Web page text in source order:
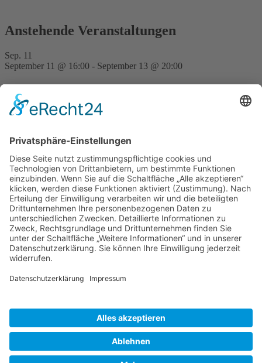
Anstehende Veranstaltungen
Sep. 11
September 11 @ 16:00 - September 13 @ 20:00
FVD Kongress auf der Bude Gera
Nov. 28
Traditionell erste FVD-Weihnachtsfeier auf Bude
Hilpoltstein
Kalender anzeigen
Neueste Beiträge
Erwanderung Simon 27. Juli 2026
Erwanderung Anton 27. Juli 2026
Reisendes Gesellentreffen Mai 2026 2. Juni 2026
Schiftkurs auf dem Zunfthaus in Hannover 2026
Schachtübergreifender Steinbildhauerkurs in Tröstau 2025
Inspirationen
Erwanderung
(2) Gewölbekeller(1) Lateinamerika(2) Lehrgang(2) Schweiz(2) Stein